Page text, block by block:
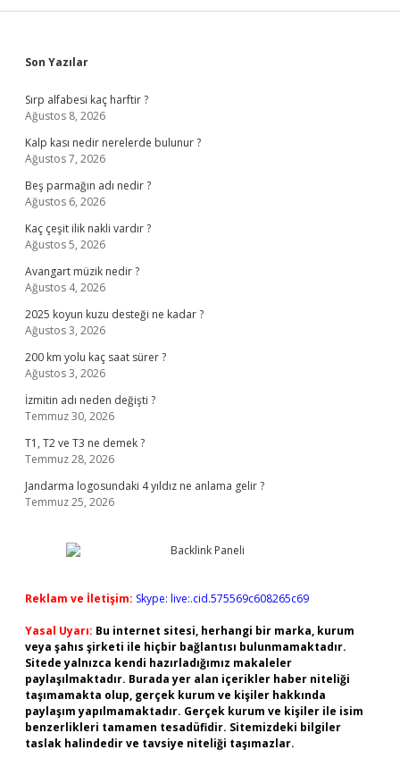
Sidebar
Son Yazılar
Sırp alfabesi kaç harftir ?
Ağustos 8, 2026
Kalp kası nedir nerelerde bulunur ?
Ağustos 7, 2026
Beş parmağın adı nedir ?
Ağustos 6, 2026
Kaç çeşit ilik nakli vardır ?
Ağustos 5, 2026
Avangart müzik nedir ?
Ağustos 4, 2026
2025 koyun kuzu desteği ne kadar ?
Ağustos 3, 2026
200 km yolu kaç saat sürer ?
Ağustos 3, 2026
İzmitin adı neden değişti ?
Temmuz 30, 2026
T1, T2 ve T3 ne demek ?
Temmuz 28, 2026
Jandarma logosundaki 4 yıldız ne anlama gelir ?
Temmuz 25, 2026
Reklam ve İletişim: Skype: live:.cid.575569c608265c69
Yasal Uyarı: Bu internet sitesi, herhangi bir marka, kurum
veya şahıs şirketi ile hiçbir bağlantısı bulunmamaktadır.
Sitede yalnızca kendi hazırladığımız makaleler
paylaşılmaktadır. Burada yer alan içerikler haber niteliği
taşımamakta olup, gerçek kurum ve kişiler hakkında
paylaşım yapılmamaktadır. Gerçek kurum ve kişiler ile isim
benzerlikleri tamamen tesadüfidir. Sitemizdeki bilgiler
taslak halindedir ve tavsiye niteliği taşımazlar.